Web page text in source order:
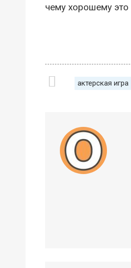
чему хорошему это
актерская игра